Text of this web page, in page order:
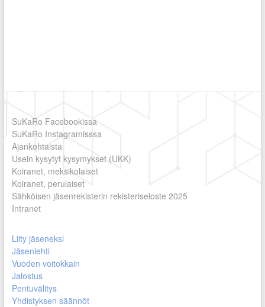
SuKaRo Facebookissa
SuKaRo Instagramisssa
Ajankohtaista
Usein kysytyt kysymykset (UKK)
Koiranet, meksikolaiset
Koiranet, perulaiset
Sähköisen jäsenrekisterin rekisteriseloste 2025
Intranet
Liity jäseneksi
Jäsenlehti
Vuoden voitokkain
Jalostus
Pentuvälitys
Yhdistyksen säännöt